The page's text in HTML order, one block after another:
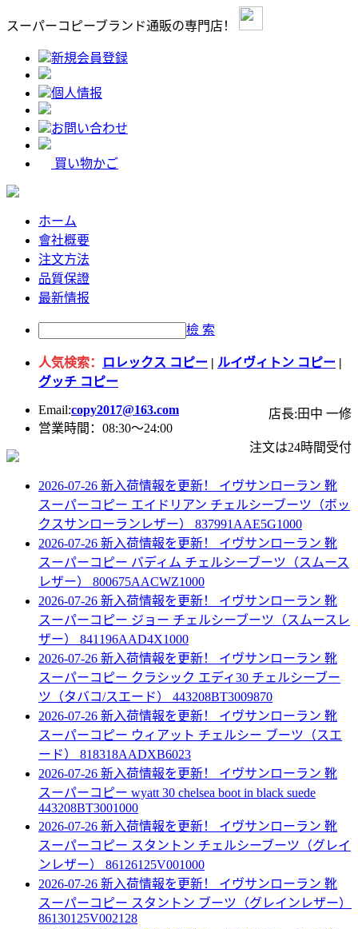
スーパーコピーブランド通販の専門店！
新規会員登録
個人情报
お問い合わせ
買い物かご
ホーム
會社概要
注文方法
品質保證
最新情报
檢 索
人気検索： ロレックス コピー | ルイヴィトン コピー |
グッチ コピー
Email:copy2017@163.com
店長:田中 一修
営業時間：08:30～24:00
注文は24時間受付
2026-07-26 新入荷情報を更新！ イヴサンローラン 靴
スーパーコピー エイドリアン チェルシーブーツ（ボッ
クスサンローランレザー） 837991AAE5G1000
2026-07-26 新入荷情報を更新！ イヴサンローラン 靴
スーパーコピー バディム チェルシーブーツ（スムース
レザー） 800675AACWZ1000
2026-07-26 新入荷情報を更新！ イヴサンローラン 靴
スーパーコピー ジョー チェルシーブーツ（スムースレ
ザー） 841196AAD4X1000
2026-07-26 新入荷情報を更新！ イヴサンローラン 靴
スーパーコピー クラシック エディ30 チェルシーブー
ツ（タバコ/スエード） 443208BT3009870
2026-07-26 新入荷情報を更新！ イヴサンローラン 靴
スーパーコピー ウィアット チェルシー ブーツ（スエ
ード） 818318AADXB6023
2026-07-26 新入荷情報を更新！ イヴサンローラン 靴
スーパーコピー wyatt 30 chelsea boot in black suede
443208BT3001000
2026-07-26 新入荷情報を更新！ イヴサンローラン 靴
スーパーコピー スタントン チェルシーブーツ（グレイ
ンレザー） 86126125V001000
2026-07-26 新入荷情報を更新！ イヴサンローラン 靴
スーパーコピー スタントン ブーツ（グレインレザー）
86130125V002128